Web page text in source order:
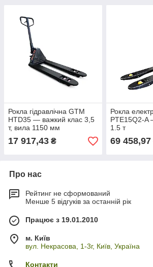
Рокла гідравлічна GTM
HTD35 — важкий клас 3,5
т, вила 1150 мм
17 917,43 ₴
Рокла
PTE15Q2-A
1.5 т
69 458,97
Про нас
Рейтинг не сформований
Менше 5 відгуків за останній рік
Працює з 19.01.2010
м. Київ
вул. Некрасова, 1-3г, Київ, Україна
Контакти